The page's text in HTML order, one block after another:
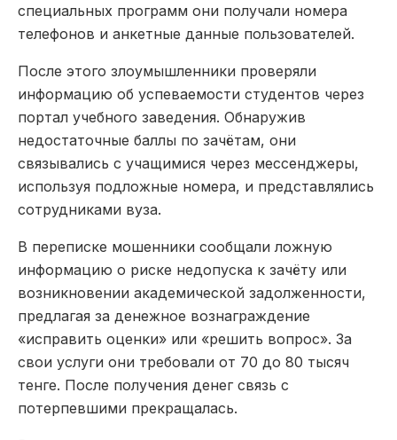
специальных программ они получали номера
телефонов и анкетные данные пользователей.
После этого злоумышленники проверяли
информацию об успеваемости студентов через
портал учебного заведения. Обнаружив
недостаточные баллы по зачётам, они
связывались с учащимися через мессенджеры,
используя подложные номера, и представлялись
сотрудниками вуза.
В переписке мошенники сообщали ложную
информацию о риске недопуска к зачёту или
возникновении академической задолженности,
предлагая за денежное вознаграждение
«исправить оценки» или «решить вопрос». За
свои услуги они требовали от 70 до 80 тысяч
тенге. После получения денег связь с
потерпевшими прекращалась.